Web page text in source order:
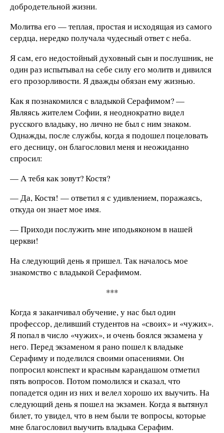
добродетельной жизни.
Молитва его — теплая, простая и исходящая из самого
сердца, нередко получала чудесный ответ с неба.
Я сам, его недостойный духовный сын и послушник, не
один раз испытывал на себе силу его молитв и дивился
его прозорливости. Я дважды обязан ему жизнью.
Как я познакомился с владыкой Серафимом? —
Являясь жителем Софии, я неоднократно видел
русского владыку, но лично не был с ним знаком.
Однажды, после службы, когда я подошел поцеловать
его десницу, он благословил меня и неожиданно
спросил:
— А тебя как зовут? Костя?
— Да, Костя! — ответил я с удивлением, поражаясь,
откуда он знает мое имя.
— Приходи послужить мне иподьяконом в нашей
церкви!
На следующий день я пришел. Так началось мое
знакомство с владыкой Серафимом.
***
Когда я заканчивал обучение, у нас был один
профессор, деливший студентов на «своих» и «чужих».
Я попал в число «чужих», и очень боялся экзамена у
него. Перед экзаменом я рано пошел к владыке
Серафиму и поделился своими опасениями. Он
попросил конспект и красным карандашом отметил
пять вопросов. Потом помолился и сказал, что
попадется один из них и велел хорошо их выучить. На
следующий день я пошел на экзамен. Когда я вытянул
билет, то увидел, что в нем были те вопросы, которые
мне благословил выучить владыка Серафим.